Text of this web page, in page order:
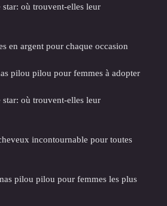
où trouvent-elles leur
en argent pour chaque occasion
pilou pilou pour femmes à adopter
où trouvent-elles leur
incontournable pour toutes
pilou pilou pour femmes les plus